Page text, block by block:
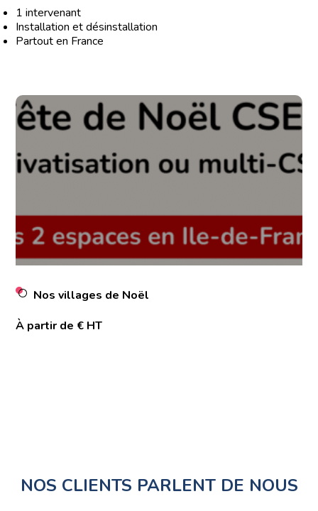
1 intervenant
Installation et désinstallation
Partout en France
Nos villages de Noël
À partir de € HT
NOS CLIENTS PARLENT DE NOUS